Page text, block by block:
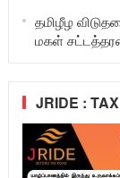
தமிழீழ
மகள்
JRIDE :